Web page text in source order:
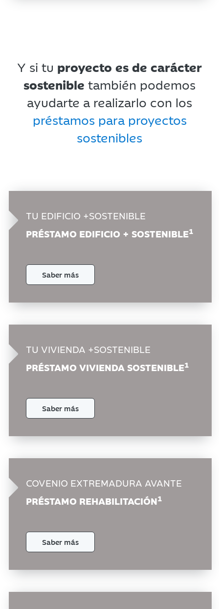
Y si tu proyecto es de carácter
sostenible también podemos
ayudarte a realizarlo con los
préstamos para proyectos
sostenibles
TU EDIFICIO +SOSTENIBLE
PRÉSTAMO EDIFICIO + SOSTENIBLE1
Saber más
TU VIVIENDA +SOSTENIBLE
PRÉSTAMO VIVIENDA SOSTENIBLE1
Saber más
COVENIO EXTREMADURA AVANTE
PRÉSTAMO REHABILITACIÓN1
Saber más